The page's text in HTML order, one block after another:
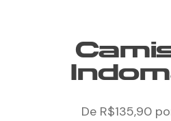
De R$135,90